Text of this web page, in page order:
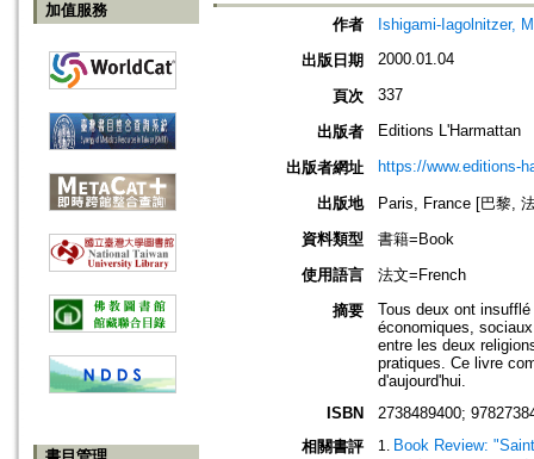
加值服務
作者
Ishigami-Iagolnitzer,
出版日期
2000.01.04
頁次 337
出版者 Editions L'Harmattan
出版者網址 https://www.editions-
出版地
Paris, France [巴黎,
資料類型
書籍=Book
使用語言
法文=French
摘要
Tous deux ont
économiques,
entre les deux
pratiques. Ce livre
d'aujourd'hui.
ISBN
2738489400;
相關書評
Book Review: